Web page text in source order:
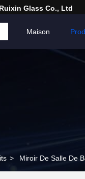
Glass Co., Ltd
Maison
> Miroir De Salle De